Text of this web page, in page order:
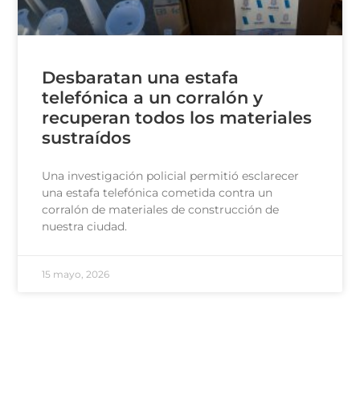
Desbaratan una estafa
telefónica a un corralón y
recuperan todos los materiales
sustraídos
Una investigación policial permitió esclarecer
una estafa telefónica cometida contra un
corralón de materiales de construcción de
nuestra ciudad.
15 mayo, 2026